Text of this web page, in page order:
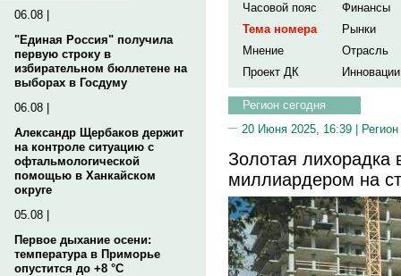
06.08 |
"Единая Россия" получила
первую строку в
избирательном бюллетене на
выборах в Госдуму
06.08 |
Александр Щербаков держит
на контроле ситуацию с
офтальмологической
помощью в Ханкайском
округе
05.08 |
Первое дыхание осени:
температура в Приморье
опустится до +8 °C
Часовой пояс
Финансы
Тема номера
Рынки
Мнение
Отрасль
Проект ДК
Инновации
Регион сегодня
20 Июня 2025, 16:39 |
Золотая лихорадка
миллиардером на